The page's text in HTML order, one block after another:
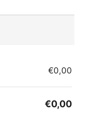
€0,00
€0,00